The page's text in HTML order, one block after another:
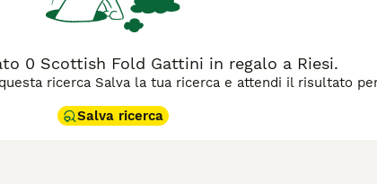
0 Scottish Fold Gattini in regalo a Riesi.
ricerca Salva la tua ricerca e attendi il risultato
Salva ricerca